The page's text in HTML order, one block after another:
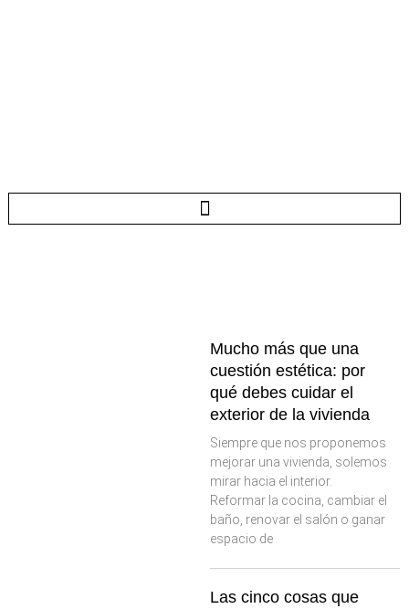
Mucho más que una
cuestión estética: por
qué debes cuidar el
exterior de la vivienda
Siempre que nos proponemos
mejorar una vivienda, solemos
mirar hacia el interior.
Reformar la cocina, cambiar el
baño, renovar el salón o ganar
espacio de
Las cinco cosas que